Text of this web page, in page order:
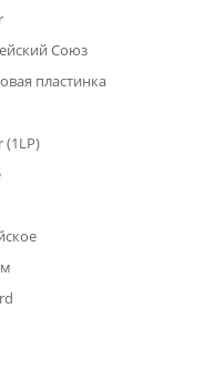
Союз
пластинка
(1LP)